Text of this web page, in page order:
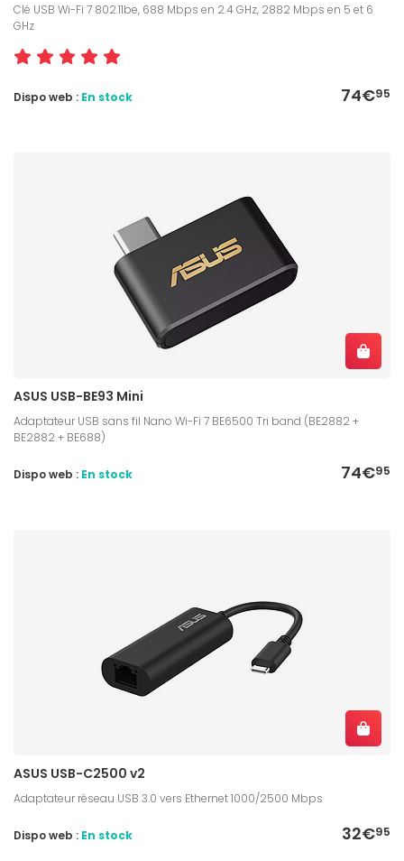
Clé USB Wi-Fi 7 802.11be, 688 Mbps en 2.4 GHz, 2882 Mbps en 5 et 6
GHz
74€95
Dispo web : En stock
ASUS USB-BE93 Mini
Adaptateur USB sans fil Nano Wi-Fi 7 BE6500 Tri band (BE2882 +
BE2882 + BE688)
74€95
Dispo web : En stock
ASUS USB-C2500 v2
Adaptateur réseau USB 3.0 vers Ethernet 1000/2500 Mbps
32€95
Dispo web : En stock